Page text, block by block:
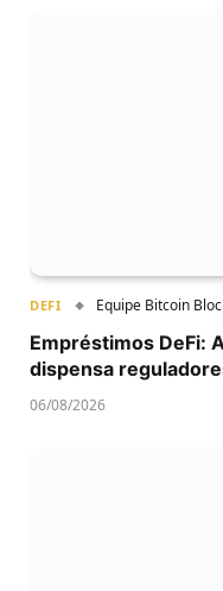
DEFI Equipe Bitcoin
Empréstimos DeFi:
dispensa
06/08/2026